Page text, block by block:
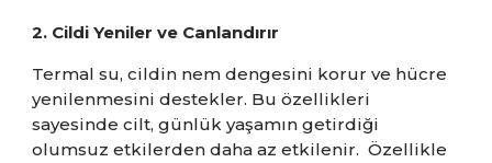
2. Cildi Yeniler ve Canlandırır
Termal su, cildin nem dengesini korur ve hücre
yenilenmesini destekler. Bu özellikleri
sayesinde cilt, günlük yaşamın getirdiği
olumsuz etkilerden daha az etkilenir. Özellikle